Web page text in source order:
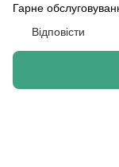
Гарне
Відповісти